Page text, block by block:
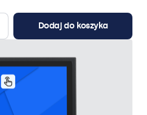
Dodaj do koszyka